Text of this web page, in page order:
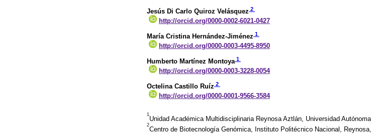
Jesús Di Carlo Quiroz Velásquez 2
http://orcid.org/0000-0002-6021-0427
María Cristina Hernández-Jiménez 1
http://orcid.org/0000-0003-4495-8950
Humberto Martínez Montoya 1
http://orcid.org/0000-0003-3228-0054
Octelina Castillo Ruíz 2
http://orcid.org/0000-0001-9566-3584
1
Unidad Académica Multidisciplinaria Reynosa Aztlán, Universidad
2
Centro de Biotecnología Genómica, Instituto Politécnico Nacional,